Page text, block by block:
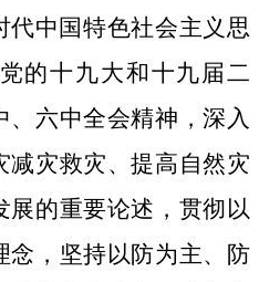
代中国特色社会主义思
的十九大和十九届二
、 六中全会精神，深入
减灾救灾、提高自然灾
展的重要论述， 贯彻 以
念，坚持以防为主、防